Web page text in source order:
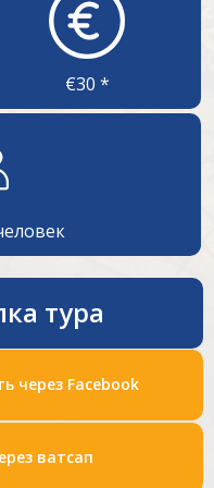
€30 *
тура
через Facebook
ватсап